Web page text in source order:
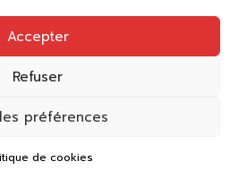
Accepter
Refuser
préférences
de cookies